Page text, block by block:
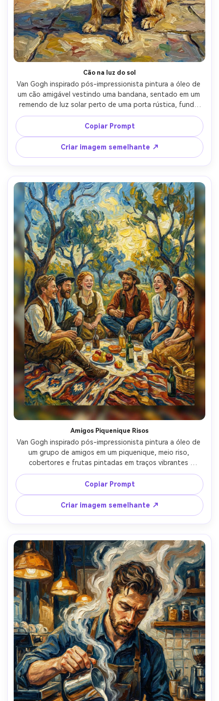
Cão na luz do sol
Van Gogh inspirado pós-impressionista pintura a óleo de
um cão amigável vestindo uma bandana, sentado em um
remendo de luz solar perto de uma porta rústica, fundo
pintado com paredes texturizadas em redemoinho e
blocos de cores vívidas, olhos expressivos e inclinação
lúdica da cabeça, textura grossa de pele impasto, paleta
alegre brilhante, acabamento pintor de alto detalhe,
lente de 85mm, profundidade de campo rasa-AR 4:5
Copiar Prompt
Criar imagem semelhante ↗
Amigos Piquenique Risos
Van Gogh inspirado pós-impressionista pintura a óleo de
um grupo de amigos em um piquenique, meio riso,
cobertores e frutas pintadas em traços vibrantes
grossos, árvores e céu girando com movimento enérgico,
manchas de luz solar quente como destaques amarelos
ousados, expressões sinceras vivas, textura impasto rica,
humor celebrativo, composição de grupo equilibrada,
lente de 85mm, profundidade de campo rasa-AR 4:5
Copiar Prompt
Criar imagem semelhante ↗